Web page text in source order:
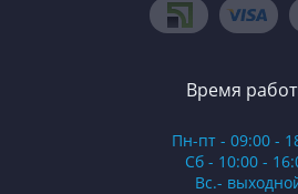
Время
Пн-пт - 09:00 -
Сб - 10:00 -
Вс.-